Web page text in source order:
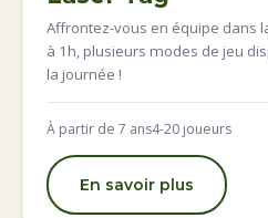
Affrontez-vous en équipe dans
à 1h, plusieurs modes de jeu
la journée !
À partir de 7 ans4-20 joueurs
En savoir plus